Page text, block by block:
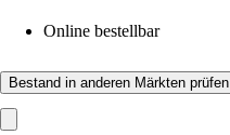
Online bestellbar
Bestand in anderen Märkten prüfen